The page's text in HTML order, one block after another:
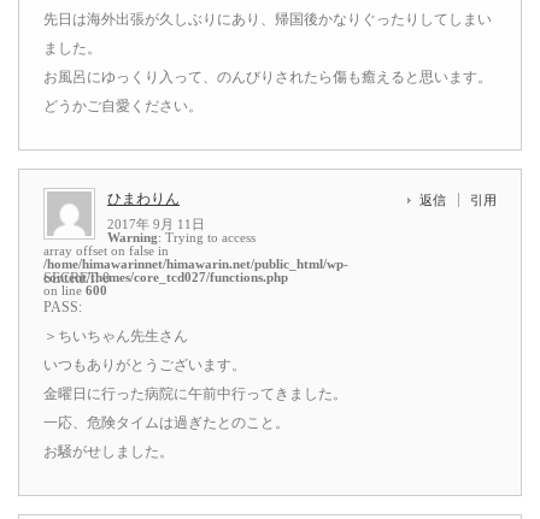
先日は海外出張が久しぶりにあり、帰国後かなりぐったりしてしまい
ました。
お風呂にゆっくり入って、のんびりされたら傷も癒えると思います。
どうかご自愛ください。
ひまわりん
2017年 9月 11日
Warning: Trying to access
array offset on false in
/home/himawarinnet/himawarin.net/public_html/wp-
content/themes/core_tcd027/functions.php
on line 600
返信 引用
SECRET: 0
PASS:
＞ちいちゃん先生さん
いつもありがとうございます。
金曜日に行った病院に午前中行ってきました。
一応、危険タイムは過ぎたとのこと。
お騒がせしました。